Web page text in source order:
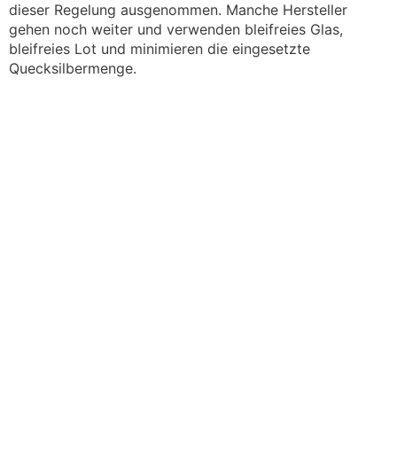
dieser Regelung ausgenommen. Manche Hersteller
gehen noch weiter und verwenden bleifreies Glas,
bleifreies Lot und minimieren die eingesetzte
Quecksilbermenge.